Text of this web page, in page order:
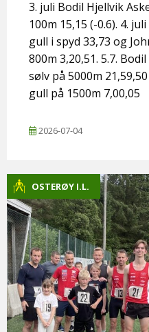
3. juli Bodil Hjellvik
100m 15,15 (-0.6). 4.
gull i spyd 33,73 og
800m 3,20,51. 5.7.
sølv på 5000m
gull på 1500m 7,00,05
2026-07-04
OSTERØY I.L.